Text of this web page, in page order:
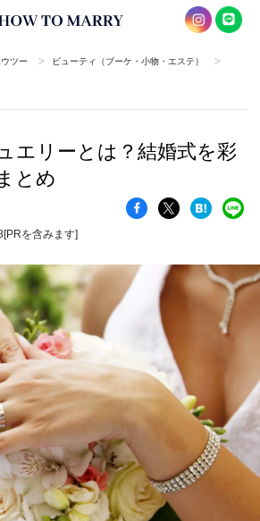
ツー > ビューティ（ブーケ・小物・エステ） >
エリーとは？結婚式を彩
とめ
[PRを含みます]